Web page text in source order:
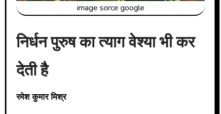
image sorce google
निर्धन पुरुष का त्याग वेश्या भी कर
देती है
रमेश कुमार मिश्र